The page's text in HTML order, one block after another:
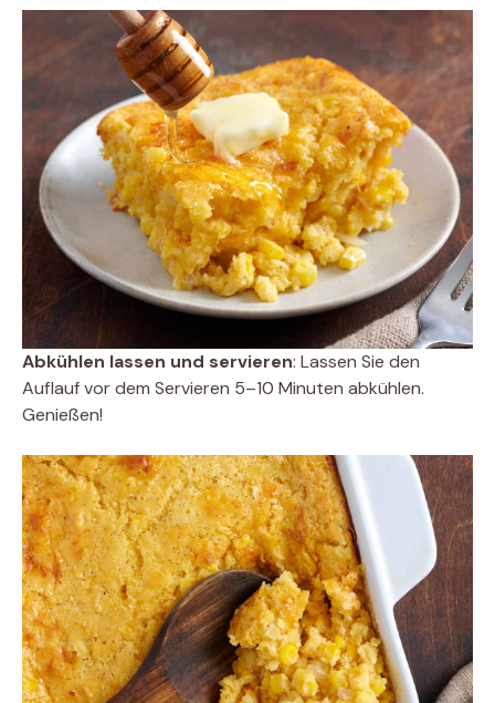
Abkühlen lassen und servieren: Lassen Sie den
Auflauf vor dem Servieren 5–10 Minuten abkühlen.
Genießen!